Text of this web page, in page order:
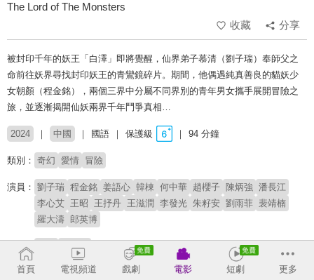
The Lord of The Monsters
收藏
分享
被封印千年的妖王「白澤」即將覺醒，仙界弟子慕清（劉子瑞）奉師父之
命前往妖界尋找封印妖王的青鸞鏡碎片。期間，他偶遇純真善良的貓妖少
女朝顏（程金銘），兩個三界中分屬不同界別的青年男女攜手展開冒險之
旅，並逐漸揭開仙妖兩界千年鬥爭真相…
2024 中國 國語 保護級 94 分鐘
類別： 奇幻 愛情 冒險
演員： 劉子瑞 程金銘 姜語心 韓棟 何中華 趙櫻子 陳炳強 潘長江
李心艾 王昭 王抒丹 王滋潤 李發光 朱籽安 劉雨菲 裴靖楠
羅大濤
郎英博
導演： 謝文君
# 東方神怪
首頁 電視頻道 戲劇 電影 短劇 更多